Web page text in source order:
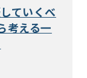
ていくべ
考える一